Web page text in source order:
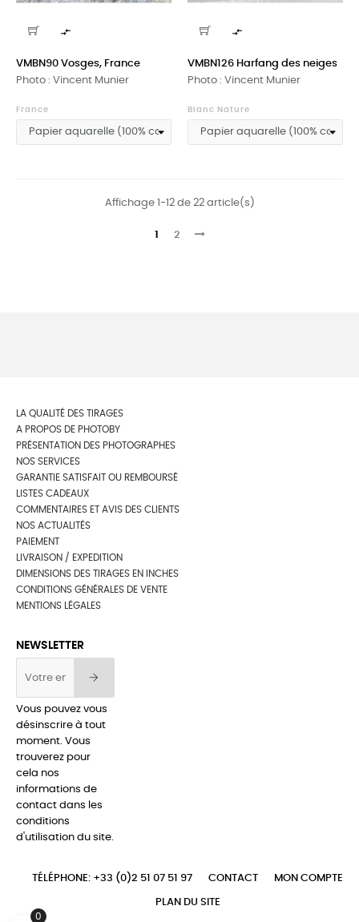

VMBN90 Vosges, France
Photo : Vincent Munier
France

VMBN126 Harfang des neiges
Photo : Vincent Munier
Blanc Nature
Affichage 1-12 de 22 article(s)
1 2
LA QUALITÉ DES TIRAGES
A PROPOS DE PHOTOBY
PRÉSENTATION DES PHOTOGRAPHES
NOS SERVICES
GARANTIE SATISFAIT OU REMBOURSÉ
LISTES CADEAUX
COMMENTAIRES ET AVIS DES CLIENTS
NOS ACTUALITÉS
PAIEMENT
LIVRAISON / EXPEDITION
DIMENSIONS DES TIRAGES EN INCHES
CONDITIONS GÉNÉRALES DE VENTE
MENTIONS LÉGALES
NEWSLETTER
Vous pouvez vous
désinscrire à tout
moment. Vous
trouverez pour
cela nos
informations de
contact dans les
conditions
d'utilisation du site.
TÉLÉPHONE: +33 (0)2 51 07 51 97 CONTACT MON COMPTE
PLAN DU SITE
0